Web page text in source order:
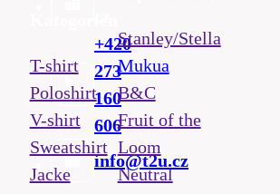
+420
273
160
606
info@t2u.cz
T-shirt
Poloshirt
V-shirt
Sweatshirt
Jacke
Stanley/Stella
Mukua
B&C
Fruit of the
Loom
Neutral